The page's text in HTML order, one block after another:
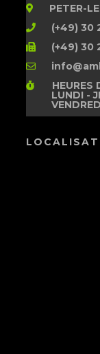
PETER-
(+49) 30
(+49) 30
HEURES
LUNDI -